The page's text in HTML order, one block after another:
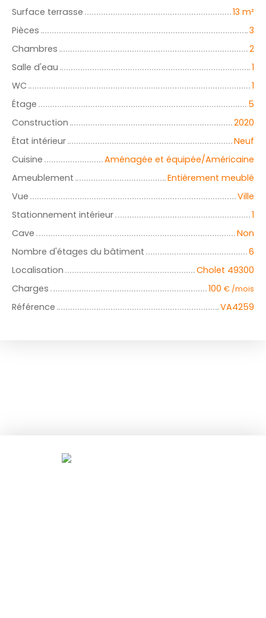
Surface terrasse
13 m²
Pièces
3
Chambres
2
Salle d'eau
1
WC
1
Étage
5
Construction
2020
État intérieur
Neuf
Cuisine
Aménagée et équipée/Américaine
Ameublement
Entièrement meublé
Vue
Ville
Stationnement intérieur
1
Cave
Non
Nombre d'étages du bâtiment
6
Localisation
Cholet 49300
Charges
100 € /mois
Référence VA4259